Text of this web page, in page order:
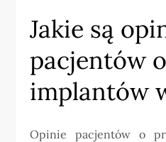
Jakie są
pacjentów
implantów
Opinie pacjentów o